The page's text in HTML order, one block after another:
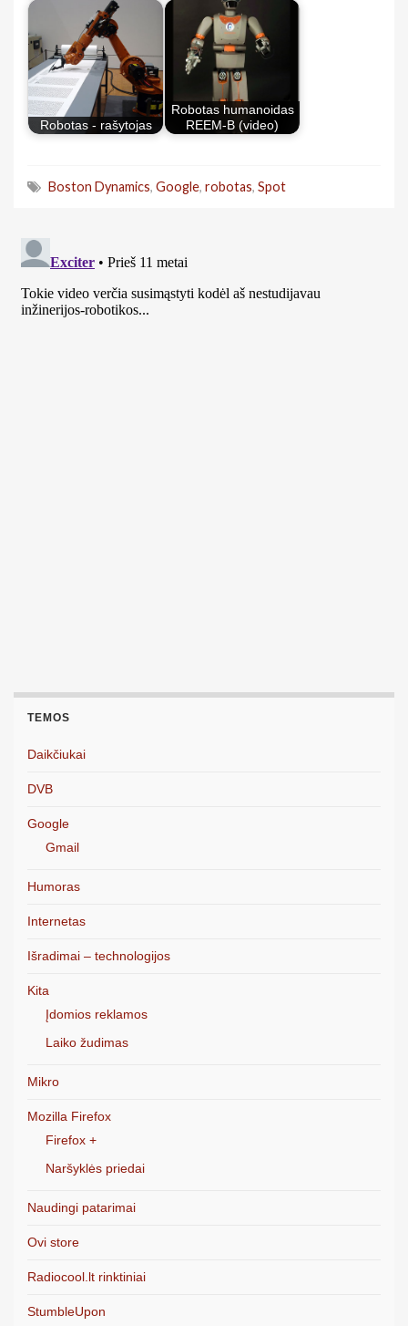
Robotas - rašytojas
Robotas humanoidas
REEM-B (video)
Boston Dynamics, Google, robotas, Spot
TEMOS
Daikčiukai
DVB
Google
Gmail
Humoras
Internetas
Išradimai – technologijos
Kita
Įdomios reklamos
Laiko žudimas
Mikro
Mozilla Firefox
Firefox +
Naršyklės priedai
Naudingi patarimai
Ovi store
Radiocool.lt rinktiniai
StumbleUpon